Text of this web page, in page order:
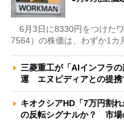
6月3日に8330円をつけた
7564）の株価は、わずか1カ
三菱重工が「AIインフラ
運 エヌビディアとの提
キオクシアHD「7万円割
の反転シグナルか？ 市